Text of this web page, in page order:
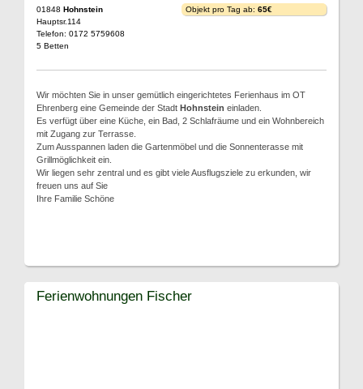
01848 Hohnstein
Hauptsr.114
Telefon: 0172 5759608
5 Betten
Objekt pro Tag ab: 65€
Wir möchten Sie in unser gemütlich eingerichtetes Ferienhaus im OT
Ehrenberg eine Gemeinde der Stadt Hohnstein einladen.
Es verfügt über eine Küche, ein Bad, 2 Schlafräume und ein Wohnbereich
mit Zugang zur Terrasse.
Zum Ausspannen laden die Gartenmöbel und die Sonnenterasse mit
Grillmöglichkeit ein.
Wir liegen sehr zentral und es gibt viele Ausflugsziele zu erkunden, wir
freuen uns auf Sie
Ihre Familie Schöne
Ferienwohnungen Fischer